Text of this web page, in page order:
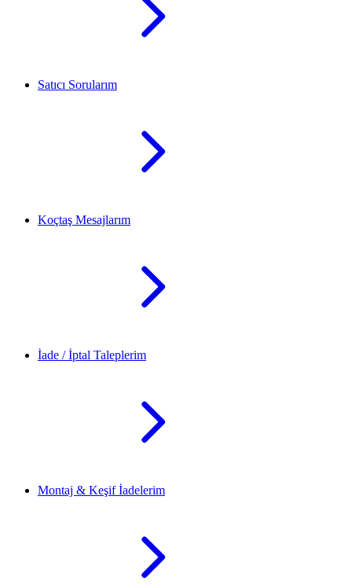
Satıcı Sorularım
Koçtaş Mesajlarım
İade / İptal Taleplerim
Montaj & Keşif İadelerim